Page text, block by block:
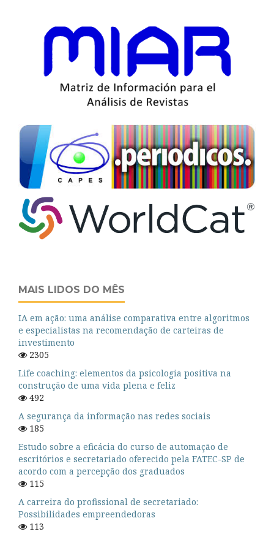
MAIS LIDOS DO MÊS
IA em ação: uma análise comparativa entre algoritmos
e especialistas na recomendação de carteiras de
investimento
2305
Life coaching: elementos da psicologia positiva na
construção de uma vida plena e feliz
492
A segurança da informação nas redes sociais
185
Estudo sobre a eficácia do curso de automação de
escritórios e secretariado oferecido pela FATEC-SP de
acordo com a percepção dos graduados
115
A carreira do profissional de secretariado:
Possibilidades empreendedoras
113